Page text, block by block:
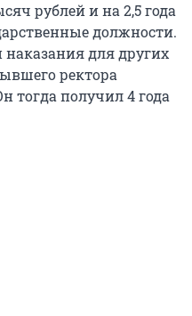
рублей и на 2,5 года
должности.
для других
ректора
тогда получил 4 года